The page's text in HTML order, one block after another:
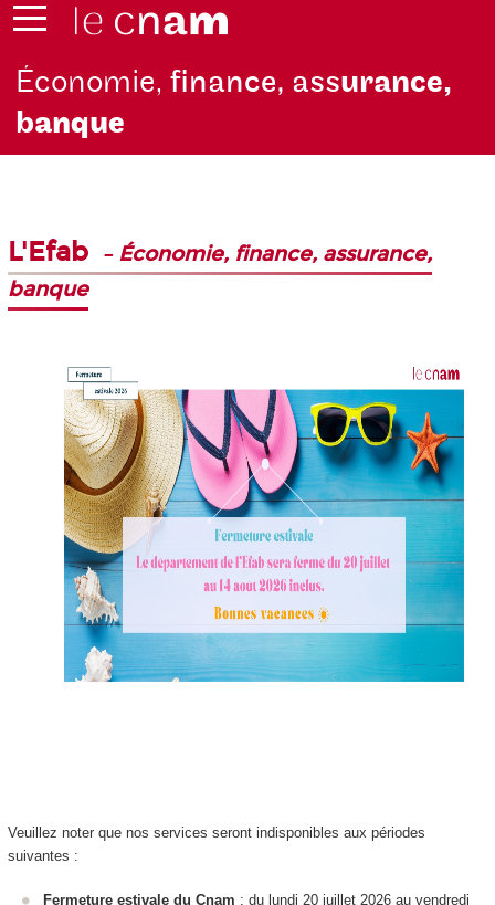
Économie,finance, assurance,
banque
L'Efab – Économie, finance, assurance,
banque
Veuillez noter que nos services seront indisponibles aux périodes
suivantes :
Fermeture estivale du Cnam : du lundi 20 juillet 2026 au vendredi